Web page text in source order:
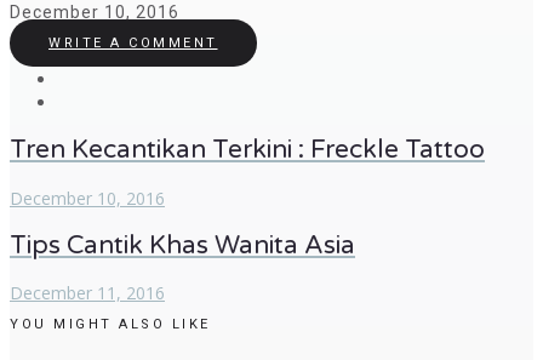
December 10, 2016
WRITE A COMMENT
Tren Kecantikan Terkini : Freckle Tattoo
December 10, 2016
Tips Cantik Khas Wanita Asia
December 11, 2016
YOU MIGHT ALSO LIKE